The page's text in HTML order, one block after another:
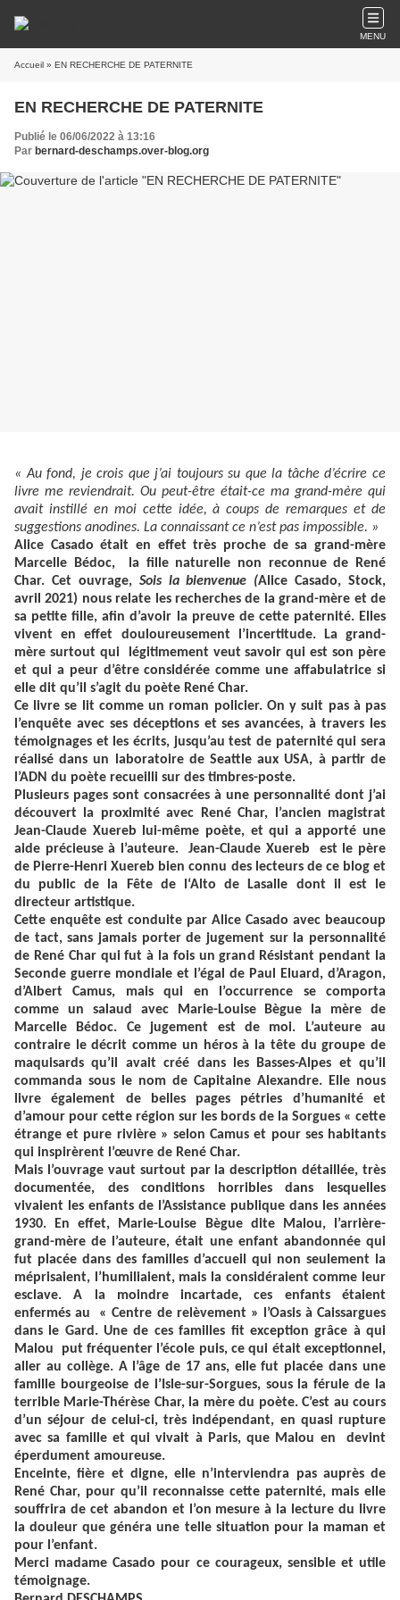
MENU
Accueil » EN RECHERCHE DE PATERNITE
EN RECHERCHE DE PATERNITE
Publié le 06/06/2022 à 13:16
Par bernard-deschamps.over-blog.org
« Au fond, je crois que j’ai toujours su que la tâche d’écrire ce
livre me reviendrait. Ou peut-être était-ce ma grand-mère qui
avait instillé en moi cette idée, à coups de remarques et de
suggestions anodines. La connaissant ce n’est pas impossible. »
Alice Casado était en effet très proche de sa grand-mère
Marcelle Bédoc, la fille naturelle non reconnue de René
Char. Cet ouvrage, Sois la bienvenue (Alice Casado, Stock,
avril 2021) nous relate les recherches de la grand-mère et de
sa petite fille, afin d’avoir la preuve de cette paternité. Elles
vivent en effet douloureusement l’incertitude. La grand-
mère surtout qui légitimement veut savoir qui est son père
et qui a peur d’être considérée comme une affabulatrice si
elle dit qu’il s’agit du poète René Char.
Ce livre se lit comme un roman policier. On y suit pas à pas
l’enquête avec ses déceptions et ses avancées, à travers les
témoignages et les écrits, jusqu’au test de paternité qui sera
réalisé dans un laboratoire de Seattle aux USA, à partir de
l’ADN du poète recueilli sur des timbres-poste.
Plusieurs pages sont consacrées à une personnalité dont j’ai
découvert la proximité avec René Char, l’ancien magistrat
Jean-Claude Xuereb lui-même poète, et qui a apporté une
aide précieuse à l’auteure. Jean-Claude Xuereb est le père
de Pierre-Henri Xuereb bien connu des lecteurs de ce blog et
du public de la Fête de l‘Alto de Lasalle dont il est le
directeur artistique.
Cette enquête est conduite par Alice Casado avec beaucoup
de tact, sans jamais porter de jugement sur la personnalité
de René Char qui fut à la fois un grand Résistant pendant la
Seconde guerre mondiale et l’égal de Paul Eluard, d’Aragon,
d’Albert Camus, mais qui en l’occurrence se comporta
comme un salaud avec Marie-Louise Bègue la mère de
Marcelle Bédoc. Ce jugement est de moi. L’auteure au
contraire le décrit comme un héros à la tête du groupe de
maquisards qu’il avait créé dans les Basses-Alpes et qu’il
commanda sous le nom de Capitaine Alexandre. Elle nous
livre également de belles pages pétries d’humanité et
d’amour pour cette région sur les bords de la Sorgues « cette
étrange et pure rivière » selon Camus et pour ses habitants
qui inspirèrent l’œuvre de René Char.
Mais l’ouvrage vaut surtout par la description détaillée, très
documentée, des conditions horribles dans lesquelles
vivaient les enfants de l’Assistance publique dans les années
1930. En effet, Marie-Louise Bègue dite Malou, l’arrière-
grand-mère de l’auteure, était une enfant abandonnée qui
fut placée dans des familles d’accueil qui non seulement la
méprisaient, l’humiliaient, mais la considéraient comme leur
esclave. A la moindre incartade, ces enfants étaient
enfermés au « Centre de relèvement » l’Oasis à Caissargues
dans le Gard. Une de ces familles fit exception grâce à qui
Malou put fréquenter l’école puis, ce qui était exceptionnel,
aller au collège. A l’âge de 17 ans, elle fut placée dans une
famille bourgeoise de l’Isle-sur-Sorgues, sous la férule de la
terrible Marie-Thérèse Char, la mère du poète. C’est au cours
d’un séjour de celui-ci, très indépendant, en quasi rupture
avec sa famille et qui vivait à Paris, que Malou en devint
éperdument amoureuse.
Enceinte, fière et digne, elle n’interviendra pas auprès de
René Char, pour qu’il reconnaisse cette paternité, mais elle
souffrira de cet abandon et l’on mesure à la lecture du livre
la douleur que généra une telle situation pour la maman et
pour l’enfant.
Merci madame Casado pour ce courageux, sensible et utile
témoignage.